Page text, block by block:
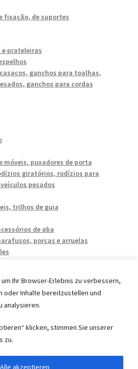
Ihr Browser-Erlebnis zu verbessern,
oder Inhalte bereitzustellen und
analysieren.
klicken, stimmen Sie unserer
zu.
Alle akzeptieren
fixação, de suportes
e prateleiras
ganchos para toalhas,
ganchos para cordas
móveis, puxadores de porta
giratórios, rodízios para
pesados
trilhos de guia
de aba
porcas e arruelas
member of the ERUON Group.
Components and